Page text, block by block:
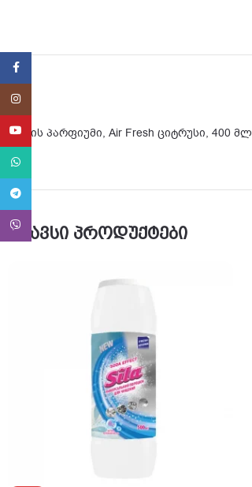
ოთახის პარფიუმი, Air Fresh ციტრუსი, 400 მლ
მსგავსი პროდუქტები
YouTube
Telegram
Viber